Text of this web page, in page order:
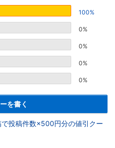
100%
0%
0%
0%
0%
を書く
投稿件数×500円分の値引クー